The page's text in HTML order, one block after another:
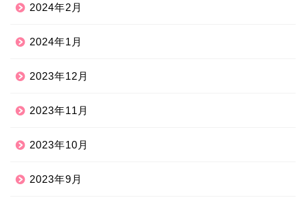
2024年2月
2024年1月
2023年12月
2023年11月
2023年10月
2023年9月